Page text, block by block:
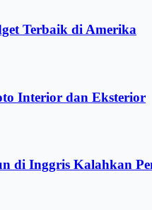
Terbaik di Amerika
Interior dan Eksterior
di Inggris Kalahkan